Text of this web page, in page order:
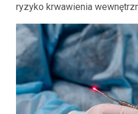
ryzyko krwawienia